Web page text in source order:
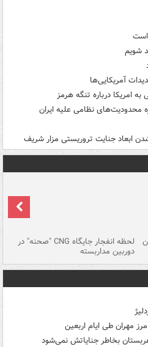
است
شویم
آمریکایی‌ها
امریکا درباره تنگه هرمز
محدودیت‌های نظامی علیه ایران
ابعاد جنایت تروریستی مزار شریف
لحظه انفجار جایگاه CNG "صحنه" در
دوربین مداربسته
بخاطر جنایاتش نمی‌شود